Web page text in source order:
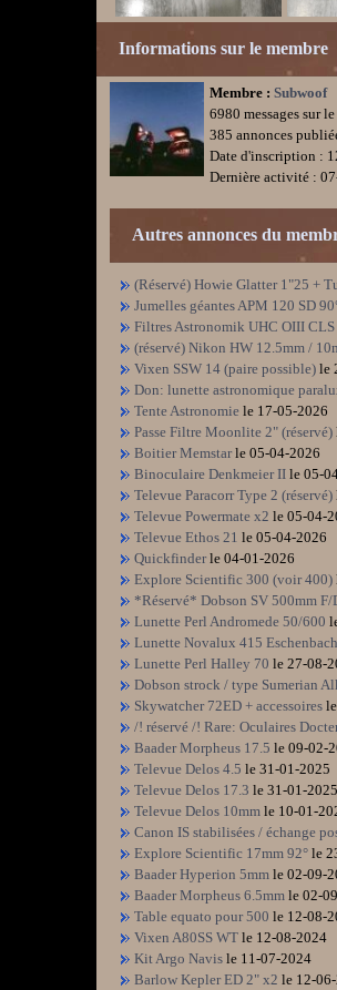
Informations sur le membre
Membre :Subwoof
6980 messages sur
385 annonces
Date d'inscription :
Dernière activité :
Autres annonces du
(Réservé) Howie Glatter 1"25 +
Jumelles géantes APM 120 SD
Filtres Astronomik UHC OIII
(réservé) Nikon HW 12.5mm /
Vixen SSW 14 (paire possible) le
Don: lunette astronomique
Tente Astronomie le 17-05-2026
Passe Filtre Moonlite 2" (réservé)
Boitier Memstarle 05-04-2026
Binoculaire Denkmeier II le 05-
Televue Paracorr Type 2 (réservé)
Televue Powermate x2 le 05-04-
Televue Ethos 21 le 05-04-2026
Quickfinderle 04-01-2026
Explore Scientific 300 (voir 400)
*Réservé* Dobson SV 500mm F/
Lunette Perl Andromede 50/600
Lunette Novalux 415 Eschenbach
Lunette Perl Halley 70 le 27-08-
Dobson strock / type Sumerian
Skywatcher 72ED + accessoires
/! réservé /! Rare: Oculaires
Baader Morpheus 17.5 le 09-02-
Televue Delos 4.5 le 31-01-2025
Televue Delos 17.3 le 31-01-2025
Televue Delos 10mm le 10-01-
Canon IS stabilisées / échange
Explore Scientific 17mm 92° le
Baader Hyperion 5mm le 02-09-
Baader Morpheus 6.5mm le 02-
Table equato pour 500 le 12-08-
Vixen A80SS WT le 12-08-2024
Kit Argo Navis le 11-07-2024
Barlow Kepler ED 2" x2 le 12-